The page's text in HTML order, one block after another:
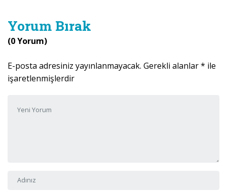
Yorum Bırak
(0 Yorum)
E-posta adresiniz yayınlanmayacak. Gerekli alanlar* ile
işaretlenmişlerdir
Adı ve Soyadı